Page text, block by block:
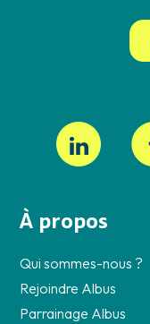
À propos
Qui sommes-nous ?
Rejoindre Albus
Parrainage Albus